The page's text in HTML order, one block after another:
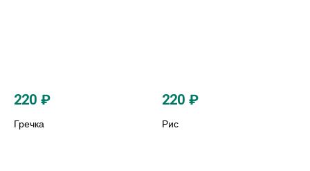
220 ₽
Гречка
220 ₽
Рис